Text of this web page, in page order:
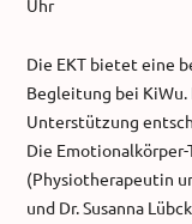
Uhr
Die EKT bietet eine
Begleitung bei KiWu.
Unterstützung
Die Emotionalkörper-
(Physiotherapeutin
und Dr. Susanna